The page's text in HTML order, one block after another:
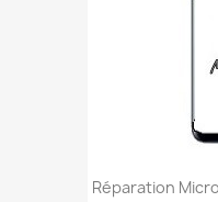
Réparation